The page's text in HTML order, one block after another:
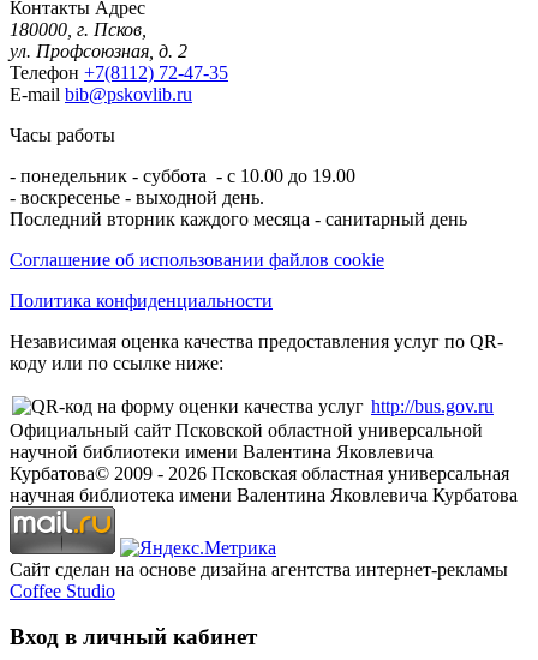
Контакты Адрес
180000, г. Псков,
ул. Профсоюзная, д. 2
Телефон +7(8112) 72-47-35
E-mail bib@pskovlib.ru
Часы работы
- понедельник - суббота - с 10.00 до 19.00
- воскресенье - выходной день.
Последний вторник каждого месяца - санитарный день
Соглашение об использовании файлов cookie
Политика конфиденциальности
Независимая оценка качества предоставления услуг по QR-
коду или по ссылке ниже:
http://bus.gov.ru
Официальный сайт Псковской областной универсальной
научной библиотеки имени Валентина Яковлевича
Курбатова© 2009 - 2026 Псковская областная универсальная
научная библиотека имени Валентина Яковлевича Курбатова
Сайт сделан на основе дизайна агентства интернет-рекламы
Coffee Studio
Вход в личный кабинет